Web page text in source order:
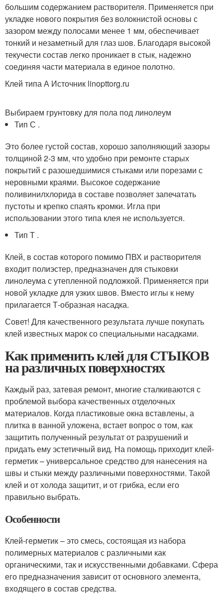
большим содержанием растворителя. Применяется при
укладке нового покрытия без волокнистой основы с
зазором между полосами менее 1 мм, обеспечивает
тонкий и незаметный для глаз шов. Благодаря высокой
текучести состав легко проникает в стык, надежно
соединяя части материала в единое полотно.
Клей типа А Источник linopttorg.ru
Выбираем грунтовку для пола под линолеум
Тип С .
Это более густой состав, хорошо заполняющий зазоры
толщиной 2-3 мм, что удобно при ремонте старых
покрытий с разошедшимися стыками или порезами с
неровными краями. Высокое содержание
поливинилхлорида в составе позволяет запечатать
пустоты и крепко спаять кромки. Игла при
использовании этого типа клея не используется.
Тип Т .
Клей, в состав которого помимо ПВХ и растворителя
входит полиэстер, предназначен для стыковки
линолеума с утепленной подложкой. Применяется при
новой укладке для узких швов. Вместо иглы к нему
прилагается Т-образная насадка.
Совет! Для качественного результата лучше покупать
клей известных марок со специальными насадками.
Как применить клей для СТЫКОВ
на различных поверхностях
Каждый раз, затевая ремонт, многие сталкиваются с
проблемой выбора качественных отделочных
материалов. Когда пластиковые окна вставлены, а
плитка в ванной уложена, встает вопрос о том, как
защитить полученный результат от разрушений и
придать ему эстетичный вид. На помощь приходит клей-
герметик – универсальное средство для нанесения на
швы и стыки между различными поверхностями. Такой
клей и от холода защитит, и от грибка, если его
правильно выбрать.
Особенности
Клей-герметик – это смесь, состоящая из набора
полимерных материалов с различными как
органическими, так и искусственными добавками. Сфера
его предназначения зависит от основного элемента,
входящего в состав средства.